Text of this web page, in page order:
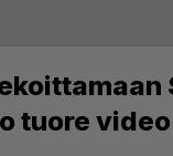
tuore video